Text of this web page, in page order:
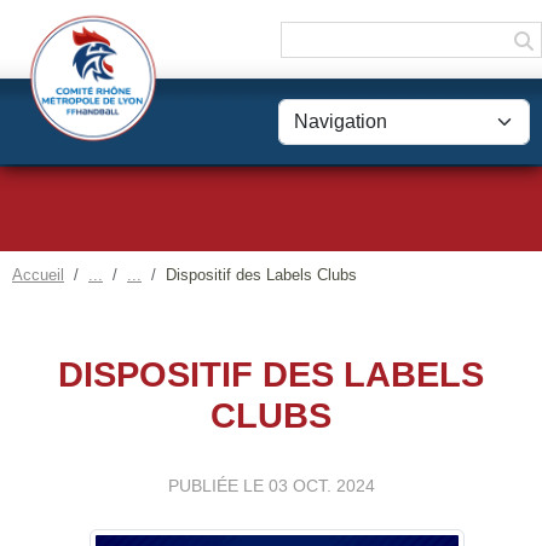
Accueil Dispositif des Labels Clubs
DISPOSITIF DES LABELS
CLUBS
PUBLIÉE LE 03 OCT. 2024
Panneau de gestion des cookies